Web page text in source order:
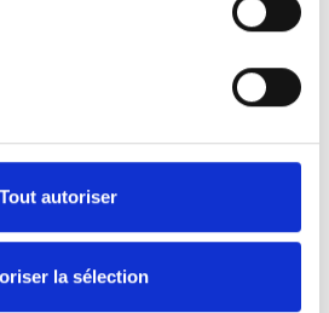
Tout autoriser
la sélection
aussi vous plaire
Toux & Rhume